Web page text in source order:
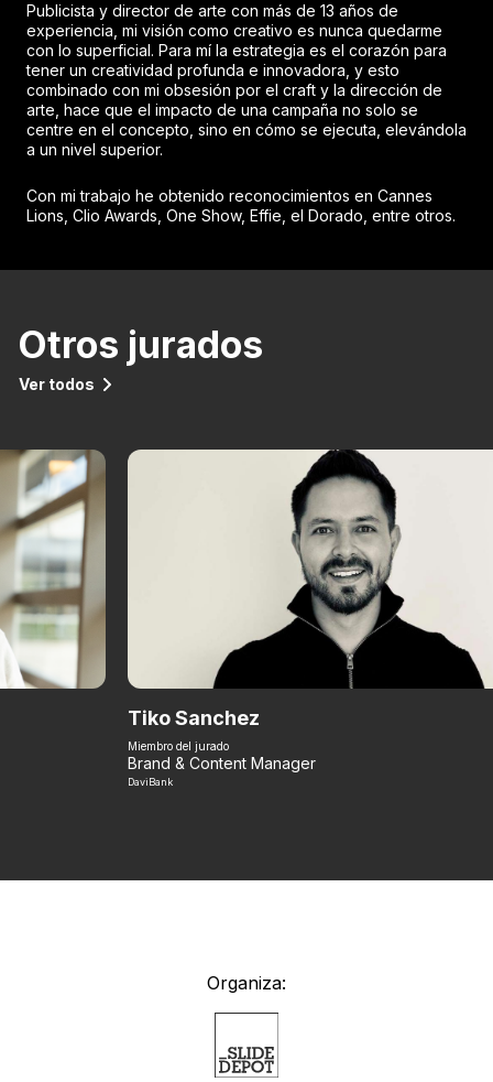
Publicista y director de arte con más de 13 años de
experiencia, mi visión como creativo es nunca quedarme
con lo superficial. Para mí la estrategia es el corazón para
tener un creatividad profunda e innovadora, y esto
combinado con mi obsesión por el craft y la dirección de
arte, hace que el impacto de una campaña no solo se
centre en el concepto, sino en cómo se ejecuta, elevándola
a un nivel superior.
Con mi trabajo he obtenido reconocimientos en Cannes
Lions, Clio Awards, One Show, Effie, el Dorado, entre otros.
Otros jurados
Ver todos
Tiko Sanchez
Miembro del jurado
Brand & Content Manager
DaviBank
Organiza: